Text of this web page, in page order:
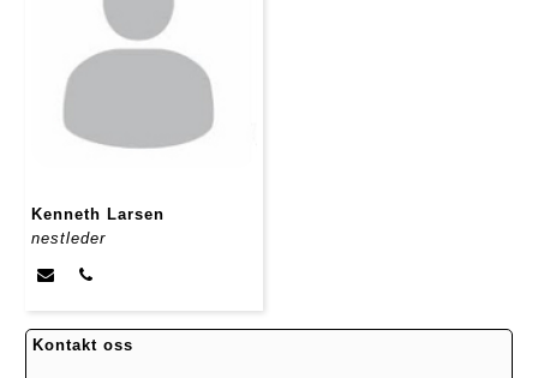
Kenneth Larsen
nestleder
Kontakt oss